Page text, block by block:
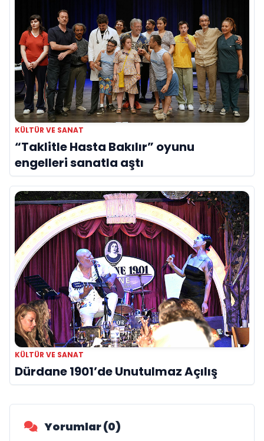
KÜLTÜR VE SANAT
“Taklitle Hasta Bakılır” oyunu
engelleri sanatla aştı
KÜLTÜR VE SANAT
Dürdane 1901’de Unutulmaz Açılış
Yorumlar (0)